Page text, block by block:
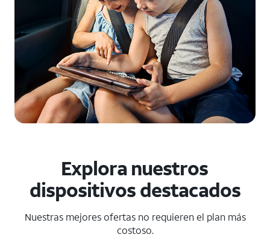
Explora nuestros
dispositivos destacados
Nuestras mejores ofertas no requieren el plan más
costoso.